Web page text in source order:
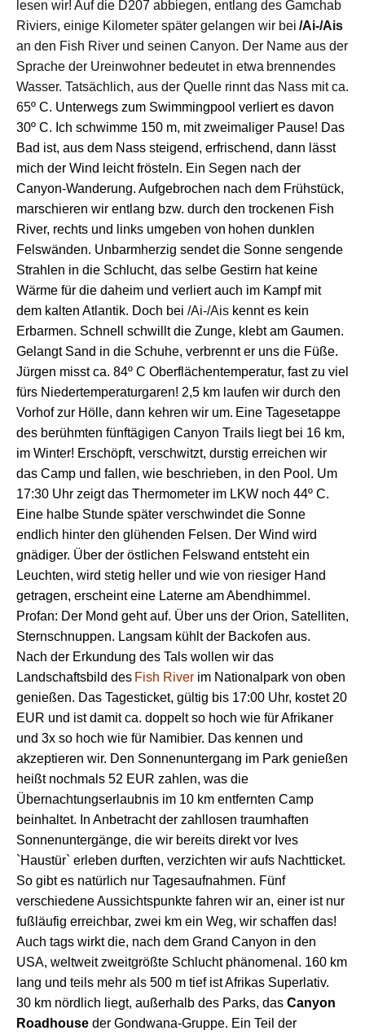
lesen wir! Auf die D207 abbiegen, entlang des Gamchab
Riviers, einige Kilometer später gelangen wir bei /Ai-/Ais
an den Fish River und seinen Canyon. Der Name aus der
Sprache der Ureinwohner bedeutet in etwa brennendes
Wasser. Tatsächlich, aus der Quelle rinnt das Nass mitca.
65º C. Unterwegs zum Swimmingpool verliert es davon
30º C. Ich schwimme 150 m, mit zweimaliger Pause! Das
Bad ist, aus dem Nass steigend, erfrischend, dann lässt
mich der Wind leicht frösteln. Ein Segen nach der
Canyon-Wanderung. Aufgebrochen nach dem Frühstück,
marschieren wir entlang bzw. durch den trockenen Fish
River, rechts und links umgeben von hohen dunklen
Felswänden. Unbarmherzig sendet die Sonne sengende
Strahlen in die Schlucht, das selbe Gestirn hat keine
Wärme für die daheim und verliert auch im Kampf mit
dem kalten Atlantik. Doch bei /Ai-/Ais kennt es kein
Erbarmen. Schnell schwillt die Zunge, klebt am Gaumen.
Gelangt Sand in die Schuhe, verbrennt er uns die Füße.
Jürgen misstca. 84º C Oberflächentemperatur, fast zu viel
fürs Niedertemperaturgaren! 2,5 km laufen wir durch den
Vorhof zur Hölle, dann kehren wir um. Eine Tagesetappe
des berühmten fünftägigen Canyon Trails liegt bei 16 km,
im Winter! Erschöpft, verschwitzt, durstig erreichen wir
das Camp und fallen, wie beschrieben, in den Pool. Um
17:30 Uhr zeigt das Thermometer im LKW noch 44º C.
Eine halbe Stunde später verschwindet die Sonne
endlich hinter den glühenden Felsen. Der Wind wird
gnädiger. Über der östlichen Felswand entstehtein
Leuchten, wird stetig heller und wie von riesiger Hand
getragen, erscheint eine Laterne am Abendhimmel.
Profan: Der Mond geht auf. Über uns der Orion, Satelliten,
Sternschnuppen. Langsam kühltder Backofen aus.
Nach der Erkundung des Tals wollen wir das
Landschaftsbild des Fish River im Nationalpark von oben
genießen. Das Tagesticket, gü ltig bis 17:00 Uhr, kostet 20
EUR und istdamit ca. doppeltso hoch wie für Afrikaner
und 3x so hoch wie für Namibier. Das kennen und
akzeptieren wir. Den Sonnenuntergang im Park genießen
heißt nochmals 52 EUR zahlen, was die
Übernachtungserlaubnis im 10 km entfernten Camp
beinhaltet. In Anbetracht der zahllosen traumhaften
Sonnenuntergänge, die wir bereits direkt vor Ives
`Haustür` erleben durften, verzichten wir aufs Nachtticket.
So gibt es natürlich nur Tagesaufnahmen. Fünf
verschiedene Aussichtspunkte fahren wir an, einer ist nur
fußläufig erreichbar, zwei km ein Weg, wir schaffen das!
Auch tags wirkt die, nach dem Grand Canyon in den
USA, weltweit zweitgrößte Schlucht phänomenal. 160 km
lang und teils mehr als 500 m tief ist Afrikas Superlativ.
30 km nördlich liegt, außerhalb des Parks, das Canyon
Roadhouse der Gondwana-Gruppe. Ein Teil der